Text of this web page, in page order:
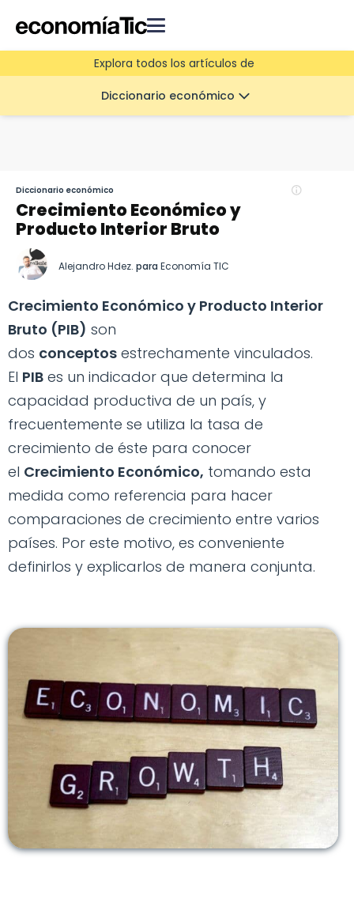
Explora todos los artículos de
Diccionario económico
Diccionario económico
Crecimiento Económico y
Producto Interior Bruto
Alejandro Hdez. para Economía TIC
Crecimiento Económico y Producto Interior
Bruto (PIB) son
dos conceptos estrechamente vinculados.
El PIB es un indicador que determina la
capacidad productiva de un país, y
frecuentemente se utiliza la tasa de
crecimiento de éste para conocer
el Crecimiento Económico, tomando esta
medida como referencia para hacer
comparaciones de crecimiento entre varios
países. Por este motivo, es conveniente
definirlos y explicarlos de manera conjunta.